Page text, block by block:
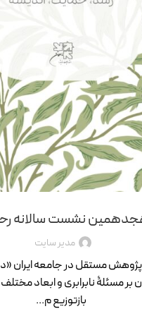
نشست سالانه رحمان
مدیر سایت
۱۸ سال پژوهش مستقل در جامعه ایران
مسئلۀ نابرابری و ابعاد
بازتوزیع م...